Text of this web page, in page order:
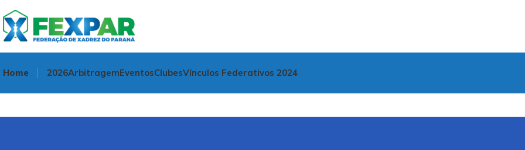
Home 2026ArbitragemEventosClubesVínculos Federativos 2024